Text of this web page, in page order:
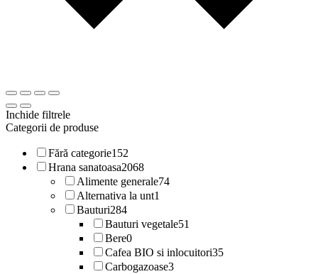
Inchide filtrele
Categorii de produse
Fără categorie152
Hrana sanatoasa2068
Alimente generale74
Alternativa la unt1
Bauturi284
Bauturi vegetale51
Bere0
Cafea BIO si inlocuitori35
Carbogazoase3